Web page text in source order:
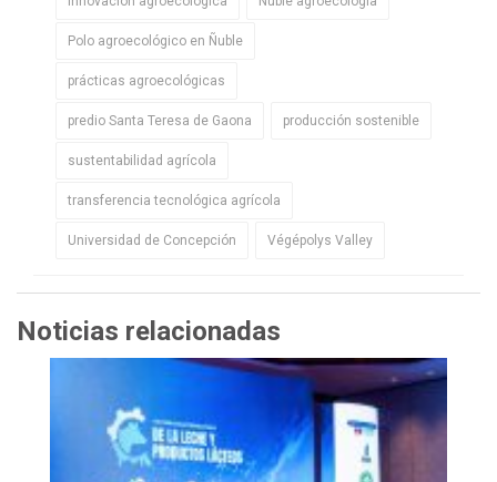
Polo agroecológico en Ñuble
prácticas agroecológicas
predio Santa Teresa de Gaona producción sostenible
sustentabilidad agrícola
transferencia tecnológica agrícola
Universidad de Concepción Végépolys Valley
Noticias relacionadas